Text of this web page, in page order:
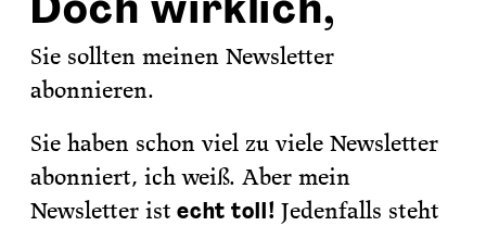
Sie sollten meinen Newsletter
abonnieren.
Sie haben schon viel zu viele Newsletter
abonniert, ich weiß. Aber mein
Newsletter ist echt toll! Jedenfalls steht